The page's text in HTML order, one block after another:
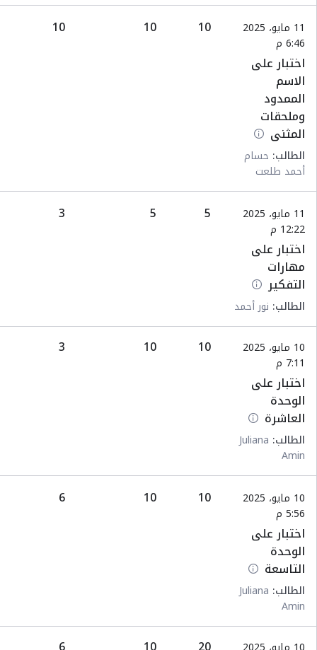
11 مايو، 2025
6:46 م
اختبار على
الاسم
الممدود
وملحقات
المثنى
الطالب: حسام
أحمد طلعت
10
10
10
11 مايو، 2025
12:22 م
اختبار على
مهارات
التفكير
الطالب: نور أحمد
5
5
3
10 مايو، 2025
7:11 م
اختبار على
الوحدة
العاشرة
الطالب: Juliana
Amin
10
10
3
10 مايو، 2025
5:56 م
اختبار على
الوحدة
التاسعة
الطالب: Juliana
Amin
10
10
6